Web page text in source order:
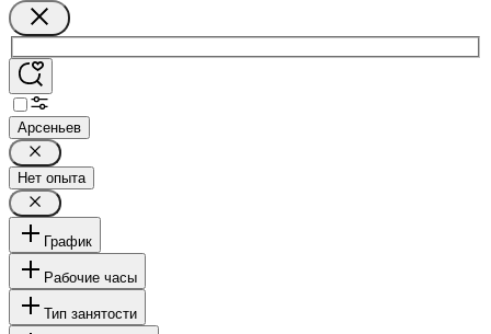
Арсеньев
Нет опыта
График
Рабочие часы
Тип занятости